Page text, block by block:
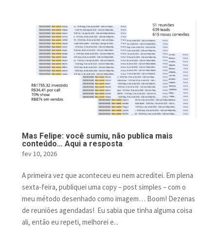
Mas Felipe: você sumiu, não publica mais
conteúdo… Aqui a resposta
fev 10, 2026
A primeira vez que aconteceu eu nem acreditei. Em plena
sexta-feira, publiquei uma copy – post simples – com o
meu método desenhado como imagem… Boom! Dezenas
de reuniões agendadas! Eu sabia que tinha alguma coisa
ali, então eu repeti, melhorei e...